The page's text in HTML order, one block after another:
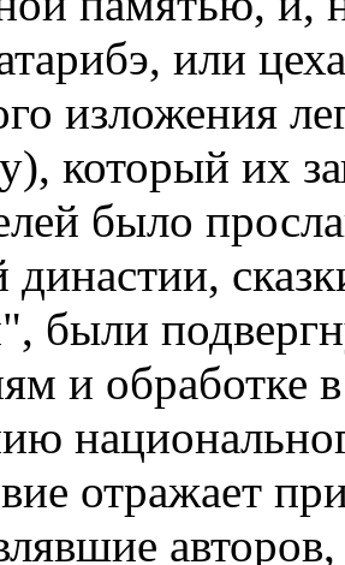
или
изложения
который их
было
династии,
были
и обработке
отражает